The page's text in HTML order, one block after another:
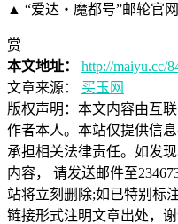
▲ “爱达・魔都号”邮轮官
赏
本文地址：
http://maiyu.cc/
文章来源：
买玉网
版权声明： 本文内容由互
作者本人。本站仅提供信
承担相关法律责任。如发
内容， 请发送邮件至
站将立刻删除;如已特别标
链接形式注明文章出处，谢